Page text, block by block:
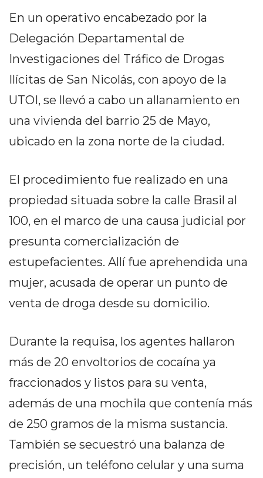
CÓMO FUNCIONA: CREAR
TIENDAS ONLINE CON
PEDIDOS POR WHATSAPP
TIENDA ONLINE GRATIS
EN ARGENTINA:
VENTA POR WHATSAPP
CÓMO RECIBIR PEDIDOS
DE COMIDA POR
WHATSAPP: LA GUÍA
RESTAURANTES Y
CÓMO ORGANIZAR LOS
PEDIDOS DE DELIVERY
POR WHATSAPP SIN QUE
En un operativo encabezado por la
Delegación Departamental de
Investigaciones del Tráfico de Drogas
Ilícitas de San Nicolás, con apoyo de la
UTOI, se llevó a cabo un allanamiento en
una vivienda del barrio 25 de Mayo,
ubicado en la zona norte de la ciudad.
El procedimiento fue realizado en una
propiedad situada sobre la calle Brasil al
100, en el marco de una causa judicial por
presunta comercialización de
estupefacientes. Allí fue aprehendida una
mujer, acusada de operar un punto de
venta de droga desde su domicilio.
Durante la requisa, los agentes hallaron
más de 20 envoltorios de cocaína ya
fraccionados y listos para su venta,
además de una mochila que contenía más
de 250 gramos de la misma sustancia.
También se secuestró una balanza de
precisión, un teléfono celular y una suma